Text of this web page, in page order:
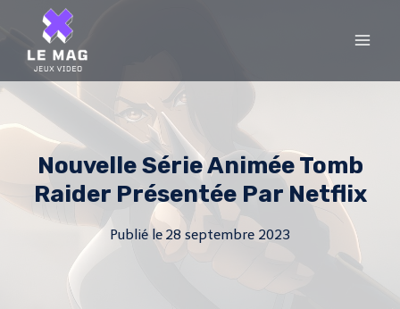
content
Nouvelle Série Animée Tomb
Raider Présentée Par Netflix
Publié le 28 septembre 2023